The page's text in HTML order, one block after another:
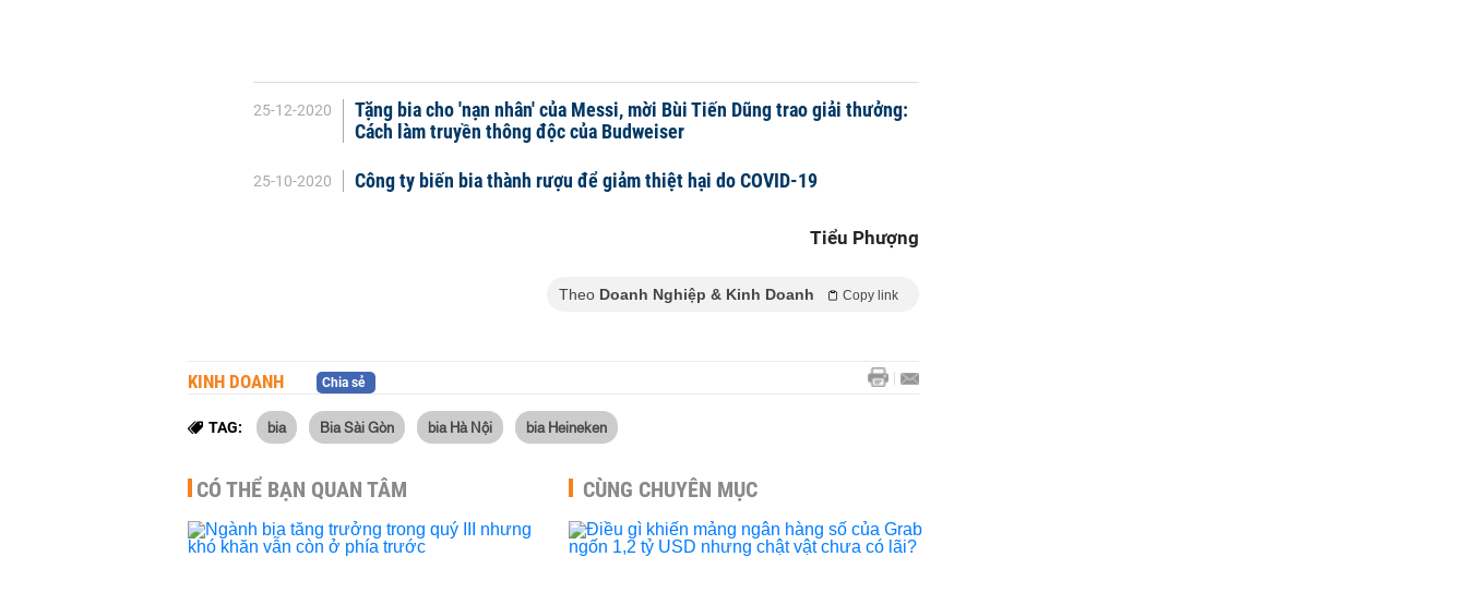
25-12-2020
Tặng bia cho 'nạn nhân' của Messi, mời Bùi Tiến Dũng trao giải thưởng:
Cách làm truyền thông độc của Budweiser
25-10-2020 Công ty biến bia thành rượu để giảm thiệt hại do COVID-19
Tiểu Phượng
Theo Doanh Nghiệp & Kinh Doanh Copy link
KINH DOANH Chia sẻ
TAG: bia Bia Sài Gòn bia Hà Nội bia Heineken
CÓ THỂ BẠN QUAN TÂM CÙNG CHUYÊN MỤC